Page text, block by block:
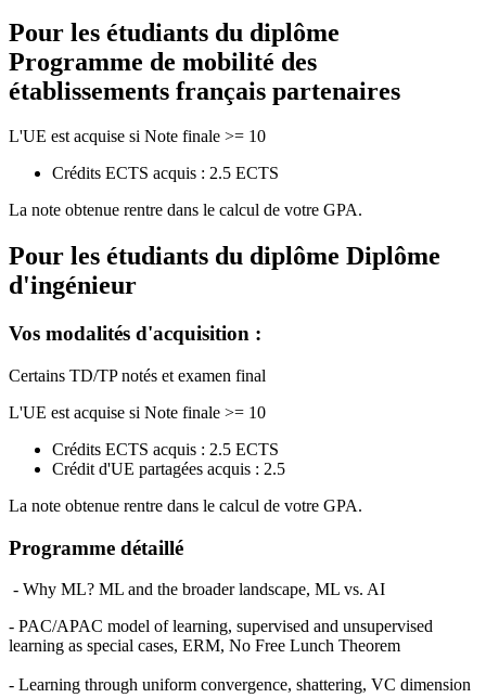
Pour les étudiants du diplôme
Programme de mobilité des
établissements français partenaires
L'UE est acquise si Note finale >= 10
Crédits ECTS acquis : 2.5 ECTS
La note obtenue rentre dans le calcul de votre GPA.
Pour les étudiants du diplôme Diplôme
d'ingénieur
Vos modalités d'acquisition :
Certains TD/TP notés et examen final
L'UE est acquise si Note finale >= 10
Crédits ECTS acquis : 2.5 ECTS
Crédit d'UE partagées acquis : 2.5
La note obtenue rentre dans le calcul de votre GPA.
Programme détaillé
- Why ML? ML and the broader landscape, ML vs. AI
- PAC/APAC model of learning, supervised and unsupervised
learning as special cases, ERM, No Free Lunch Theorem
- Learning through uniform convergence, shattering, VC dimension